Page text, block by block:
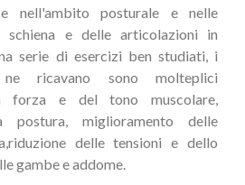
nell'ambito posturale e nelle
schiena e delle articolazioni in
serie di esercizi ben studiati, i
ricavano sono molteplici
forza e del tono muscolare,
postura, miglioramento delle
delle tensioni e dello
gambe e addome.